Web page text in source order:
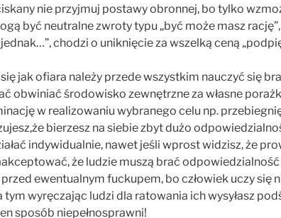
nie przyjmuj postawy obronnej, bo tylko
być neutralne zwroty typu „być może masz
jednak…”, chodzi o uniknięcie za wszelką ceną
jak ofiara należy przede wszystkim nauczyć się
obwiniać środowisko zewnętrzne za własne
w realizowaniu wybranego celu np.
bierzesz na siebie zbyt dużo
indywidualnie, nawet jeśli wprost widzisz, że
że ludzie muszą brać odpowiedzialność
ewentualnym fuckupem, bo człowiek uczy się
tym wyręczając ludzi dla ratowania ich wysyłasz
sposób niepełnosprawni!